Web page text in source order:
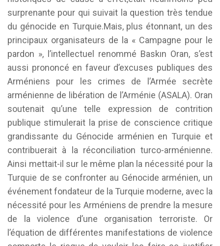
surprenante pour qui suivait la question très tendue
du génocide en Turquie.Mais, plus étonnant, un des
principaux organisateurs de la « Campagne pour le
pardon », l’intellectuel renommé Baskın Oran, s’est
aussi prononcé en faveur d’excuses publiques des
Arméniens pour les crimes de l’Armée secrète
arménienne de libération de l’Arménie (ASALA). Oran
soutenait qu’une telle expression de contrition
publique stimulerait la prise de conscience critique
grandissante du Génocide arménien en Turquie et
contribuerait à la réconciliation turco-arménienne.
Ainsi mettait-il sur le même plan la nécessité pour la
Turquie de se confronter au Génocide arménien, un
événement fondateur de la Turquie moderne, avec la
nécessité pour les Arméniens de prendre la mesure
de la violence d’une organisation terroriste. Or
l’équation de différentes manifestations de violence